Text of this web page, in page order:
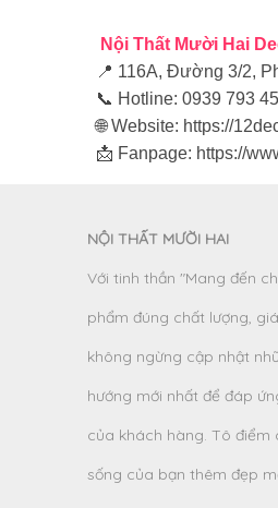
Nội Thất Mười Hai
📍 116A, Đường 3/2,
📞 Hotline: 0939 793
🌐 Website: https://
📩 Fanpage: https://
NỘI THẤT MƯỜI HAI
Với tinh thần "Mang đến
phẩm đúng chất lượng,
không ngừng cập nhật
hướng mới nhất để đáp
của khách hàng. Tô điểm
sống của bạn thêm đẹp